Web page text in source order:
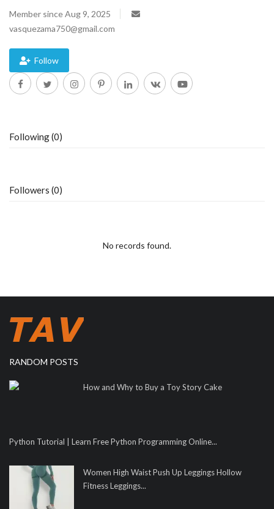
Fashion
Sitemap
News
Member since Aug 9, 2025
vasquezama750@gmail.com
Follow
Following (0)
Followers (0)
No records found.
RANDOM POSTS
How and Why to Buy a Toy Story Cake
Python Tutorial | Learn Free Python Programming Online...
Women High Waist Push Up Leggings Hollow
Fitness Leggings...